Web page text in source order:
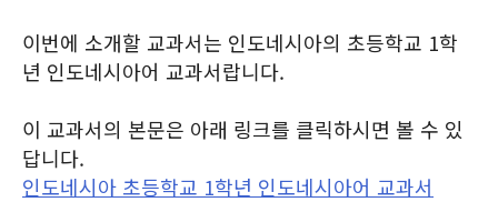
이번에 소개할 교과서는 인도네시아의 초등학교 1학
년 인도네시아어 교과서랍니다.
이 교과서의 본문은 아래 링크를 클릭하시면 볼 수 있
답니다.
인도네시아 초등학교 1학년 인도네시아어 교과서